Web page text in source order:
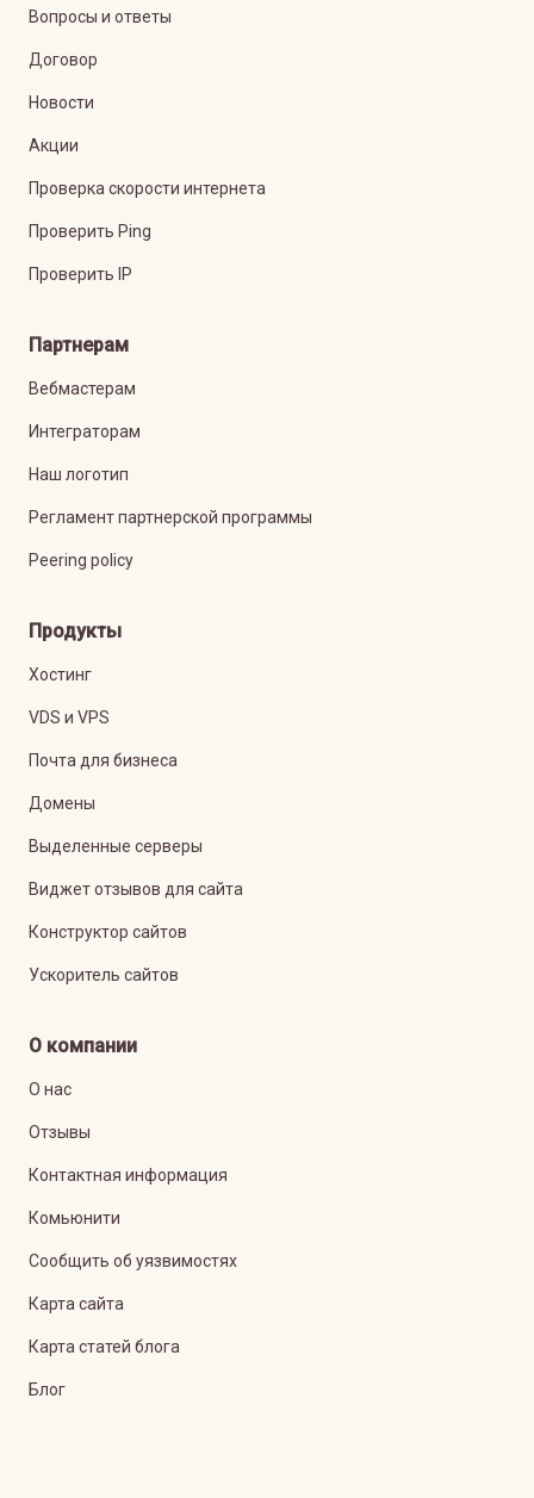
Вопросы и ответы
Договор
Новости
Акции
Проверка скорости интернета
Проверить Ping
Проверить IP
Партнерам
Вебмастерам
Интеграторам
Наш логотип
Регламент партнерской программы
Peering policy
Продукты
Хостинг
VDS и VPS
Почта для бизнеса
Домены
Выделенные серверы
Виджет отзывов для сайта
Конструктор сайтов
Ускоритель сайтов
О компании
О нас
Отзывы
Контактная информация
Комьюнити
Сообщить об уязвимостях
Карта сайта
Карта статей блога
Блог